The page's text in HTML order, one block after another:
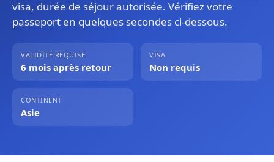
visa, durée de séjour autorisée. Vérifiez votre
passeport en quelques secondes ci-dessous.
VALIDITÉ REQUISE
6 mois après retour
VISA
Non requis
CONTINENT
Asie